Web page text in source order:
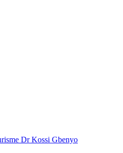
Dr Kossi Gbenyo